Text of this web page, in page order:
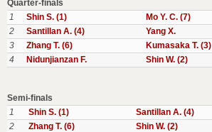
Quarter-finals
1
Shin S. (1) Mo Y. C. (7)
2
Santillan A. (4) Yang X.
3
Zhang T. (6) Kumasaka T. (3)
4
Nidunjianzan F. Shin W. (2)
Semi-finals
1
Shin S. (1) Santillan A. (4)
2
Zhang T. (6) Shin W. (2)